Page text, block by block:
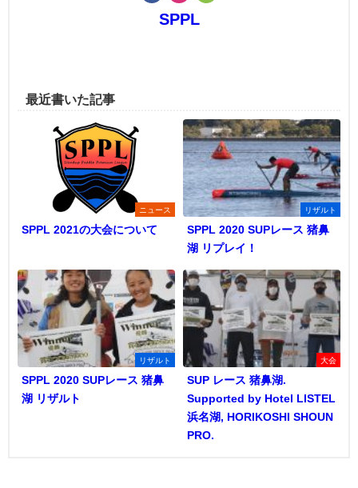
SPPL
最近書いた記事
ニュース
SPPL 2021の大会について
リザルト
SPPL 2020 SUPレース 猪鼻
湖 リプレイ！
リザルト
SPPL 2020 SUPレース 猪鼻
湖 リザルト
大会
SUP レース 猪鼻湖.
Supported by Hotel LISTEL
浜名湖, HORIKOSHI SHOUN
PRO.